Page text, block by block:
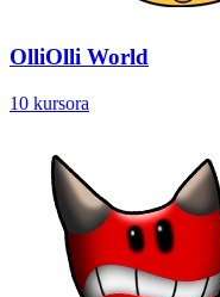
OlliOlli World
10 kursora